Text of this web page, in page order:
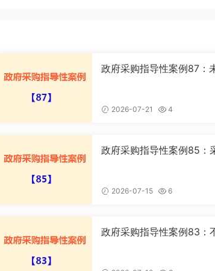
政府采购指导性案例87：
2026-07-21 4
政府采购指导性案例85：
2026-07-15 6
政府采购指导性案例83：